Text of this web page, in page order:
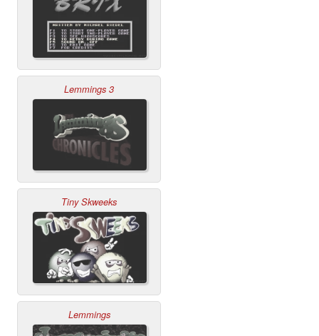
Lemmings 3
Tiny Skweeks
Lemmings